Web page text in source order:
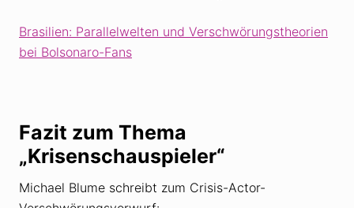
Brasilien: Parallelwelten und Verschwörungstheorien
bei Bolsonaro-Fans
Fazit zum Thema
„Krisenschauspieler“
Michael Blume schreibt zum Crisis-Actor-